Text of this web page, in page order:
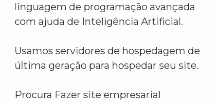
linguagem de programação avançada
com ajuda de Inteligência Artificial.
Usamos servidores de hospedagem de
última geração para hospedar seu site.
Procura Fazer site empresarial